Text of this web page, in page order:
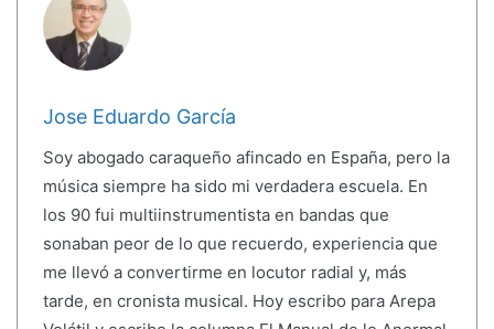
Jose Eduardo García
Soy abogado caraqueño afincado en España, pero la
música siempre ha sido mi verdadera escuela. En
los 90 fui multiinstrumentista en bandas que
sonaban peor de lo que recuerdo, experiencia que
me llevó a convertirme en locutor radial y, más
tarde, en cronista musical. Hoy escribo para Arepa